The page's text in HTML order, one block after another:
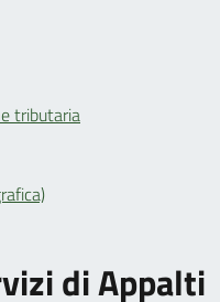
di Appalti
tributaria